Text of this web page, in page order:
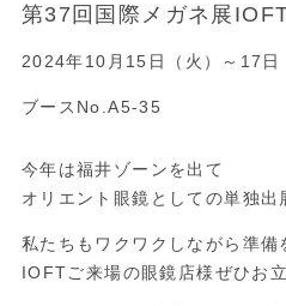
第37回国際メガネ展
2024年10月15日（火）～17日
ブースNo.A5-35
今年は福井ゾーンを出て
オリエント眼鏡としての単独出
私たちもワクワクしながら準備
IOFTご来場の眼鏡店様ぜひお